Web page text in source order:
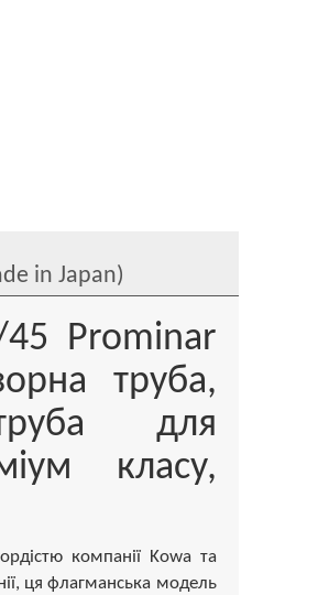
in Japan)
45 Prominar
труба,
для
класу,
компанії Kowa та
ця флагманська модель